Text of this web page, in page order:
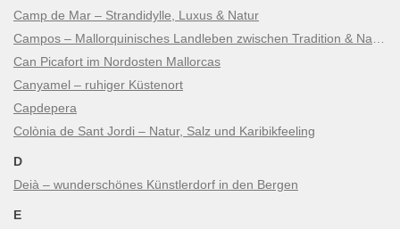
Camp de Mar – Strandidylle, Luxus & Natur
Can Picafort im Nordosten Mallorcas
Canyamel – ruhiger Küstenort
Capdepera
Colònia de Sant Jordi – Natur, Salz und Karibikfeeling
D
Deià – wunderschönes Künstlerdorf in den Bergen
E